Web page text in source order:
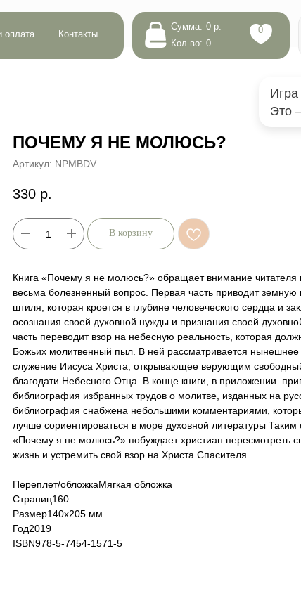
Контакты
0 р.
Сумма:
Поиск
0
Это — время
ПОЧЕМУ Я НЕ МОЛЮСЬ?
Артикул: NPMBDV
330 р.
В корзину
Книга «Почему я не молюсь?» обращает внимание читателя
весьма болезненный вопрос. Первая часть приводит земную
штиля, которая кроется в глубине человеческого сердца и
осознания своей духовной нужды и признания своей
часть переводит взор на небесную реальность, которая
Божьих молитвенный пыл. В ней рассматривается нынешнее
служение Иисуса Христа, открывающее верующим
благодати Небесного Отца. В конце книги, в приложении.
библиография избранных трудов о молитве, изданных на
библиография снабжена небольшими комментариями,
лучше сориентироваться в море духовной литературы Таким
«Почему я не молюсь?» побуждает христиан пересмотреть
жизнь и устремить свой взор на Христа Спасителя.
Переплет/обложкаМягкая обложка
Страниц160
Размер140х205 мм
Год2019
ISBN978-5-7454-1571-5